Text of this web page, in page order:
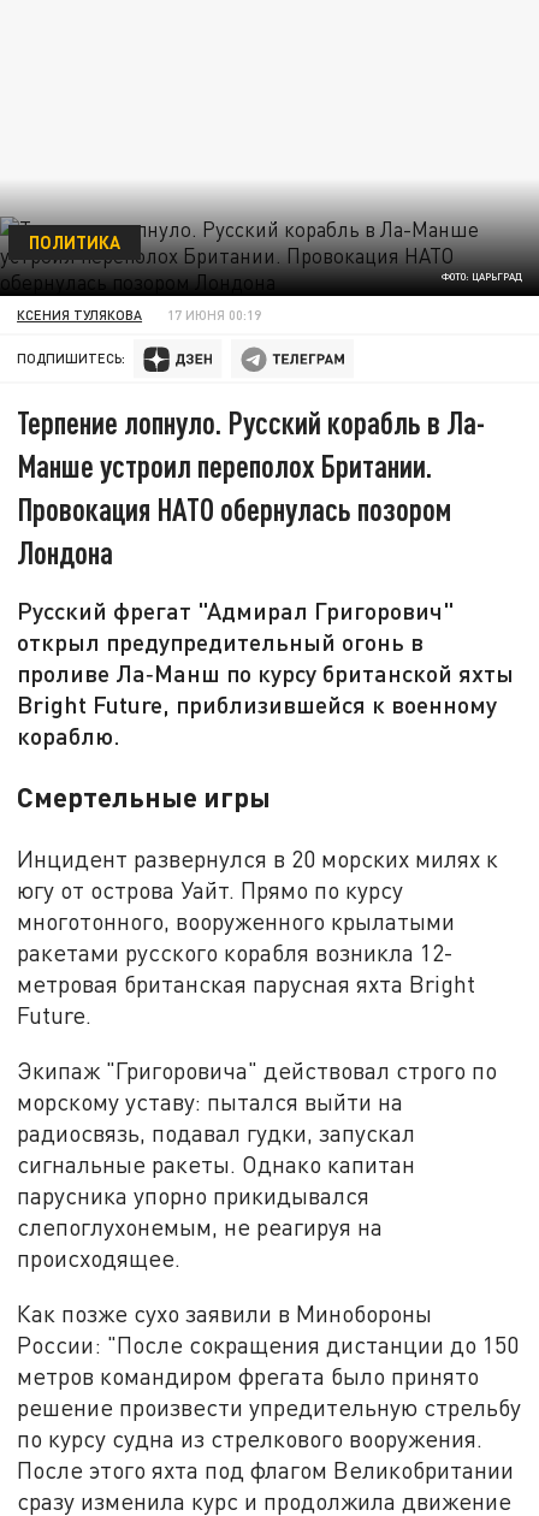
ФОТО: ЦАРЬГРАД
ПОЛИТИКА
КСЕНИЯ ТУЛЯКОВА 17 ИЮНЯ 00:19
ПОДПИШИТЕСЬ:
Терпение лопнуло. Русский корабль в Ла-
Манше устроил переполох Британии.
Провокация НАТО обернулась позором
Лондона
Русский фрегат "Адмирал Григорович"
открыл предупредительный огонь в
проливе Ла‑Манш по курсу британской яхты
Bright Future, приблизившейся к военному
кораблю.
Смертельные игры
Инцидент развернулся в 20 морских милях к
югу от острова Уайт. Прямо по курсу
многотонного, вооруженного крылатыми
ракетами русского корабля возникла 12-
метровая британская парусная яхта Bright
Future.
Экипаж "Григоровича" действовал строго по
морскому уставу: пытался выйти на
радиосвязь, подавал гудки, запускал
сигнальные ракеты. Однако капитан
парусника упорно прикидывался
слепоглухонемым, не реагируя на
происходящее.
Как позже сухо заявили в Минобороны
России: "После сокращения дистанции до 150
метров командиром фрегата было принято
решение произвести упредительную стрельбу
по курсу судна из стрелкового вооружения.
После этого яхта под флагом Великобритании
сразу изменила курс и продолжила движение